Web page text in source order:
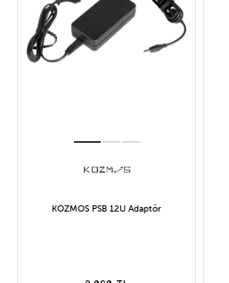
KOZMOS PSB 12U Adaptör